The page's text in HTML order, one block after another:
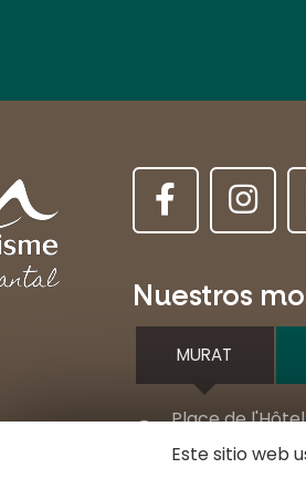
Nuestros
MURAT
Place de
15300 MURAT
Este sitio web